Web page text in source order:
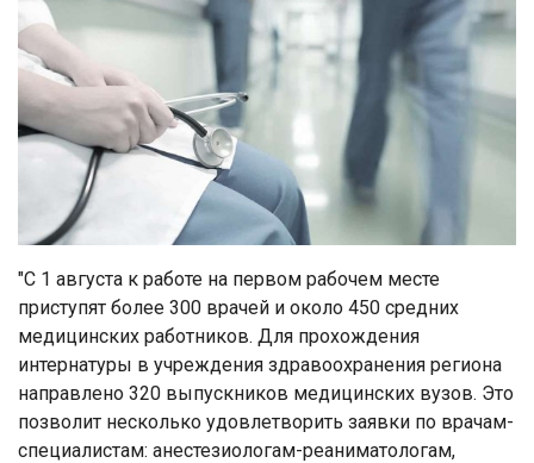
"С 1 августа к работе на первом рабочем месте
приступят более 300 врачей и около 450 средних
медицинских работников. Для прохождения
интернатуры в учреждения здравоохранения региона
направлено 320 выпускников медицинских вузов. Это
позволит несколько удовлетворить заявки по врачам-
специалистам: анестезиологам-реаниматологам,